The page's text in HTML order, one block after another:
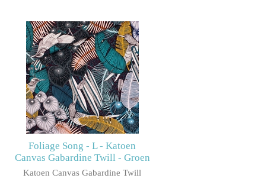
Foliage Song - L - Katoen
Canvas Gabardine Twill - Groen
Katoen Canvas Gabardine Twill